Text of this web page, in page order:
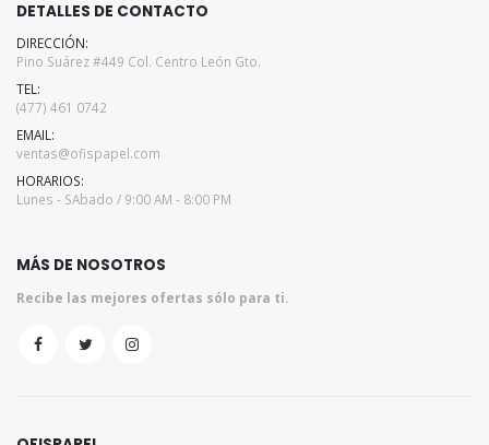
DETALLES DE CONTACTO
DIRECCIÓN:
Pino Suárez #449 Col. Centro León Gto.
TEL:
(477) 461 0742
EMAIL:
ventas@ofispapel.com
HORARIOS:
Lunes - SAbado / 9:00 AM - 8:00 PM
MÁS DE NOSOTROS
Recibe las mejores ofertas sólo para ti.